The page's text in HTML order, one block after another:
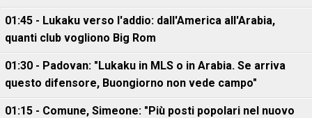
01:45 - Lukaku verso l'addio: dall'America all'Arabia,
quanti club vogliono Big Rom
01:30 - Padovan: "Lukaku in MLS o in Arabia. Se arriva
questo difensore, Buongiorno non vede campo"
01:15 - Comune, Simeone: "Più posti popolari nel nuovo